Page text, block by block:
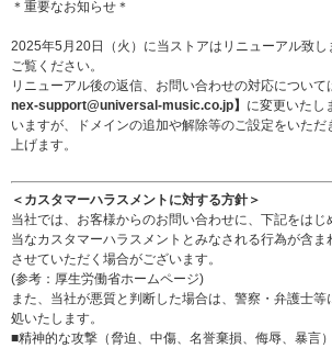
＊重要なお知らせ＊
2025年5月20日（火）に当ストアはリニューアル致し
ご覧ください。
リニューアル後の返信、お問い合わせの対応について
nex-support@universal-music.co.jp】 に変更いたし
いますが、ドメインの追加や解除等のご設定をいただ
上げます。
＜カスタマーハラスメントに対する方針＞
当社では、お客様からのお問い合わせに、下記をはじ
当なカスタマーハラスメントとみなされる行為が含ま
させていただく場合がございます。
(参考： 厚生労働省ホームページ)
また、当社が悪質と判断した場合は、警察・弁護士
処いたします。
■精神的な攻撃（脅迫、中傷、名誉棄損、侮辱、暴言）